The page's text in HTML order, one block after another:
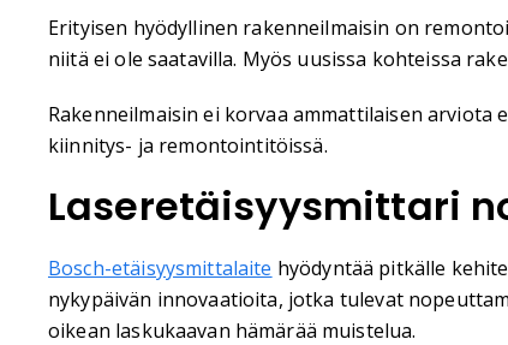
Erityisen hyödyllinen rakenneilmaisin on
niitä ei ole saatavilla. Myös uusissa kohteissa
Rakenneilmaisin ei korvaa ammattilaisen
kiinnitys- ja remontointitöissä.
Laseretäisyysmittari
Bosch-etäisyysmittalaite hyödyntää pitkälle
nykypäivän innovaatioita, jotka tulevat
oikean laskukaavan hämärää muistelua.